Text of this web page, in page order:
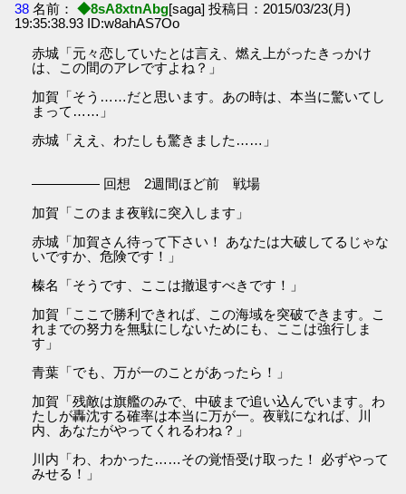
38 名前： ◆8sA8xtnAbg[saga] 投稿日：2015/03/23(月)
19:35:38.93 ID:w8ahAS7Oo
赤城「元々恋していたとは言え、燃え上がったきっかけ
は、この間のアレですよね？」
加賀「そう……だと思います。あの時は、本当に驚いてし
まって……」
赤城「ええ、わたしも驚きました……」
――――― 回想 2週間ほど前 戦場
加賀「このまま夜戦に突入します」
赤城「加賀さん待って下さい！ あなたは大破してるじゃな
いですか、危険です！」
榛名「そうです、ここは撤退すべきです！」
加賀「ここで勝利できれば、この海域を突破できます。こ
れまでの努力を無駄にしないためにも、ここは強行しま
す」
青葉「でも、万が一のことがあったら！」
加賀「残敵は旗艦のみで、中破まで追い込んでいます。わ
たしが轟沈する確率は本当に万が一。夜戦になれば、川
内、あなたがやってくれるわね？」
川内「わ、わかった……その覚悟受け取った！ 必ずやって
みせる！」